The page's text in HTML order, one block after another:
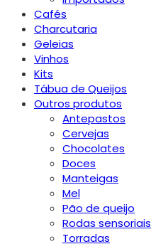
Cafés
Charcutaria
Geleias
Vinhos
Kits
Tábua de Queijos
Outros produtos
Antepastos
Cervejas
Chocolates
Doces
Manteigas
Mel
Pão de queijo
Rodas sensoriais
Torradas